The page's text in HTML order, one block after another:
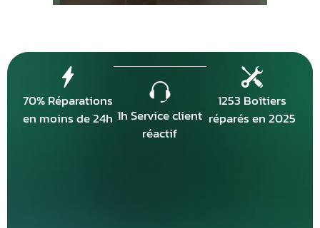
70% Réparations
en moins de 24h 1h Service client
réactif
1253 Boîtiers
réparés en 2025